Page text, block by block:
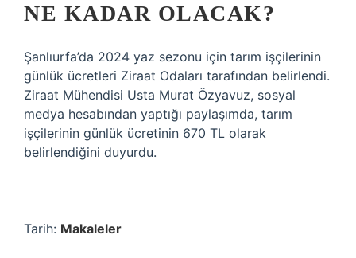
NE KADAR OLACAK?
Şanlıurfa’da 2024 yaz sezonu için tarım işçilerinin
günlük ücretleri Ziraat Odaları tarafından belirlendi.
Ziraat Mühendisi Usta Murat Özyavuz, sosyal
medya hesabından yaptığı paylaşımda, tarım
işçilerinin günlük ücretinin 670 TL olarak
belirlendiğini duyurdu.
Tarih: Makaleler